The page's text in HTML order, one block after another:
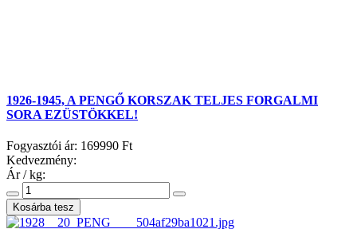
1926-1945, A PENGŐ KORSZAK TELJES FORGALMI
SORA EZÜSTÖKKEL!
Fogyasztói ár: 169990 Ft
Kedvezmény:
Ár / kg: